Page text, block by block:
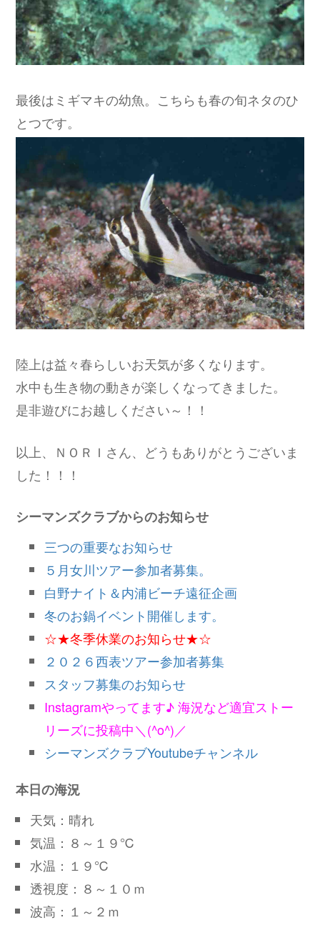
最後はミギマキの幼魚。こちらも春の旬ネタのひ
とつです。
陸上は益々春らしいお天気が多くなります。
水中も生き物の動きが楽しくなってきました。
是非遊びにお越しください～！！
以上、ＮＯＲＩさん、どうもありがとうございま
した！！！
シーマンズクラブからのお知らせ
三つの重要なお知らせ
５月女川ツアー参加者募集。
白野ナイト＆内浦ビーチ遠征企画
冬のお鍋イベント開催します。
☆★冬季休業のお知らせ★☆
２０２６西表ツアー参加者募集
スタッフ募集のお知らせ
Instagramやってます♪ 海況など適宜ストー
リーズに投稿中＼(^o^)／
シーマンズクラブYoutubeチャンネル
本日の海況
天気：晴れ
気温：８～１９℃
水温：１９℃
透視度：８～１０ｍ
波高：１～２ｍ